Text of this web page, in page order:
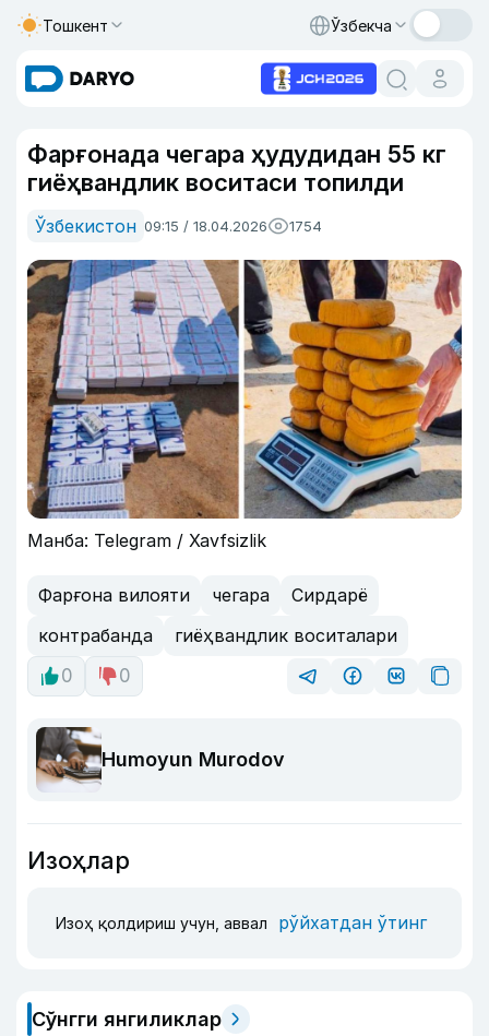
Тошкент Ўзбекча
Фарғонада чегара ҳудудидан 55 кг
гиёҳвандлик воситаси топилди
Ўзбекистон 09:15 / 18.04.2026 1754
Манба: Telegram / Xavfsizlik
Фарғона вилояти чегара
Сирдарё
контрабанда
гиёҳвандлик воситалари
0
0
Humoyun Murodov
Изоҳлар
Изоҳ қолдириш учун, аввал рўйхатдан ўтинг
Сўнгги янгиликлар